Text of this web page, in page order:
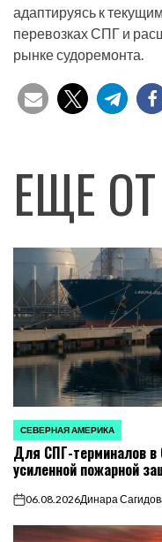
адаптируясь к
перевозках СПГ и
рынке судоремонта.
ЕЩЕ
ОПУБЛИКОВАНО
В
СЕВЕРНАЯ АМЕРИКА
Для СПГ-терминалов в
усиленной пожарной
on06.08.2026Динара